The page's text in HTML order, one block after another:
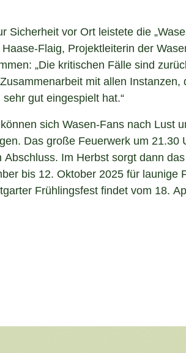
Sicherheit vor Ort leistete die
Flaig, Projektleiterin der
„Die kritischen Fälle sind
mit allen Instanzen,
gut eingespielt hat.“
sich Wasen-Fans nach Lust
Das große Feuerwerk um 21.30
Im Herbst sorgt dann
bis 12. Oktober 2025 für launige
Frühlingsfest findet vom 18.